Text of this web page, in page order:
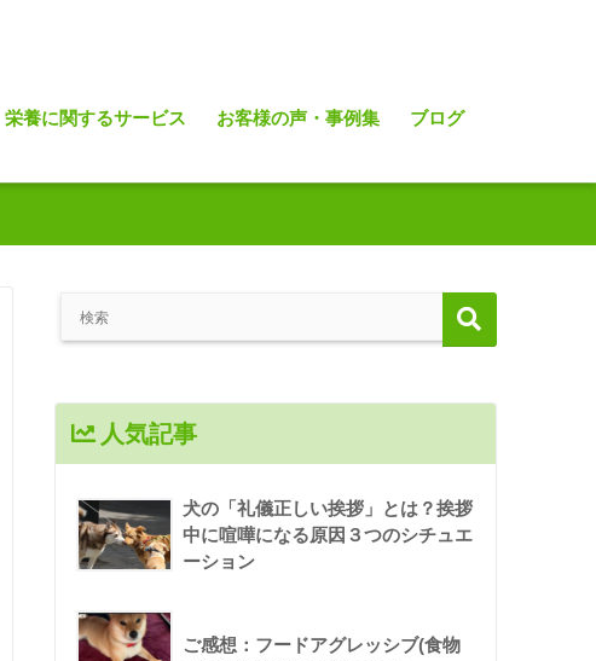
栄養に関するサービス お客様の声・事例集
ブログ
人気記事
犬の「礼儀正しい挨拶」とは？挨拶
中に喧嘩になる原因３つのシチュエ
ーション
ご感想：フードアグレッシブ(食物